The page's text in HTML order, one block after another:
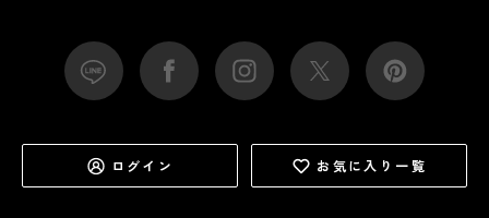
ログイン お気に入り一覧